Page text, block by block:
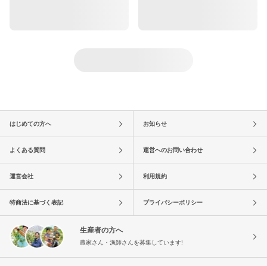
はじめての方へ お知らせ
よくある質問 運営へのお問い合わせ
運営会社 利用規約
特商法に基づく表記 プライバシーポリシー
生産者の方へ
農家さん・漁師さんを募集しています!